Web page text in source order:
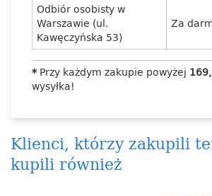
Odbiór osobisty w
Warszawie (ul.
Kawęczyńska 53)
Za
* Przy każdym zakupie powyżej
wysyłka!
Klienci, którzy zakupili
kupili również